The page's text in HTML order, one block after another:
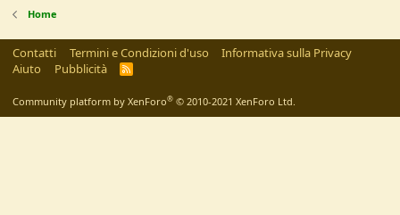
Home
Contatti Termini e Condizioni d'uso
Informativa sulla Privacy
Aiuto
Pubblicità
R
Community platform by XenForo® © 2010-2021 XenForo Ltd.